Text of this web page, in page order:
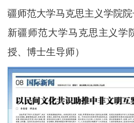
疆师范大学马克思主义学院院
新疆师范大学马克思主义学
授、博士生导师）